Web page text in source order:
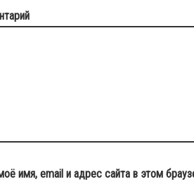
имя, email и адрес сайта в этом